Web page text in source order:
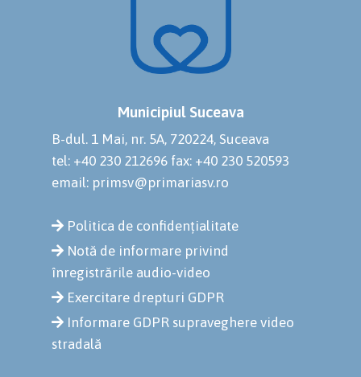
Municipiul Suceava
B-dul. 1 Mai, nr. 5A, 720224, Suceava
tel: +40 230 212696 fax: +40 230 520593
email: primsv@primariasv.ro
Politica de confidențialitate
Notă de informare privind
înregistrările audio-video
Exercitare drepturi GDPR
Informare GDPR supraveghere video
stradală